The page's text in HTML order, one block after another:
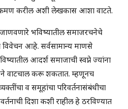
करील अशी लेखकास आशा वाटते.
भविष्यातील समाजरचनेचे
आहे. सर्वसामान्य माणसे
आदर्श समाजाची स्वप्ने ज्यांना
वाटचाल करू शकतात. म्हणूनच
व समूहांचा परिवर्तनासंबंधीचा
दिशा कशी राहील हे ठरविण्यात